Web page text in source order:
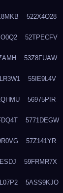
522X4O28
52TPECFV
53Z8FUAW
55IE9L4V
56975PIR
5771DEGW
57Z141YR
59FRMR7X
5ASS9KJO